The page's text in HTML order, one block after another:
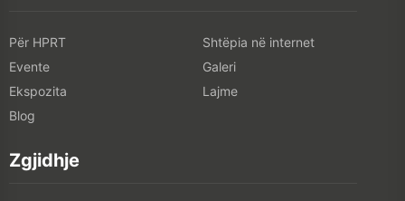
Për HPRT
Shtëpia në internet
Evente
Galeri
Ekspozita
Lajme
Blog
Zgjidhje